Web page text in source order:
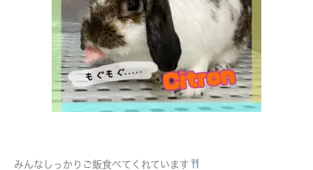
みんなしっかりご飯食べてくれています